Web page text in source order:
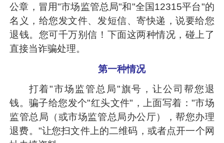
公章，冒用"市场监管总局"和"全国12315平台"的
名义，给您发文件、发短信、寄快递，说要给您
退钱。您可千万别信！下面这两种情况，碰上了
直接当诈骗处理。
第一种情况
打着"市场监管总局"旗号，让公司帮您退
钱。骗子给您发个"红头文件"，上面写着："市场
监管总局（或市场监管总局办公厅），帮您办理
退费。"让您扫文件上的二维码，或者点开一个网